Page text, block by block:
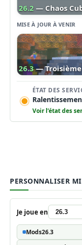
26.2 — Chaos
MISE À JOUR À VENIR
26.3 —
ÉTAT DES
Voir l’état des
PERSONNALISER
Je joue en
Mods26.3